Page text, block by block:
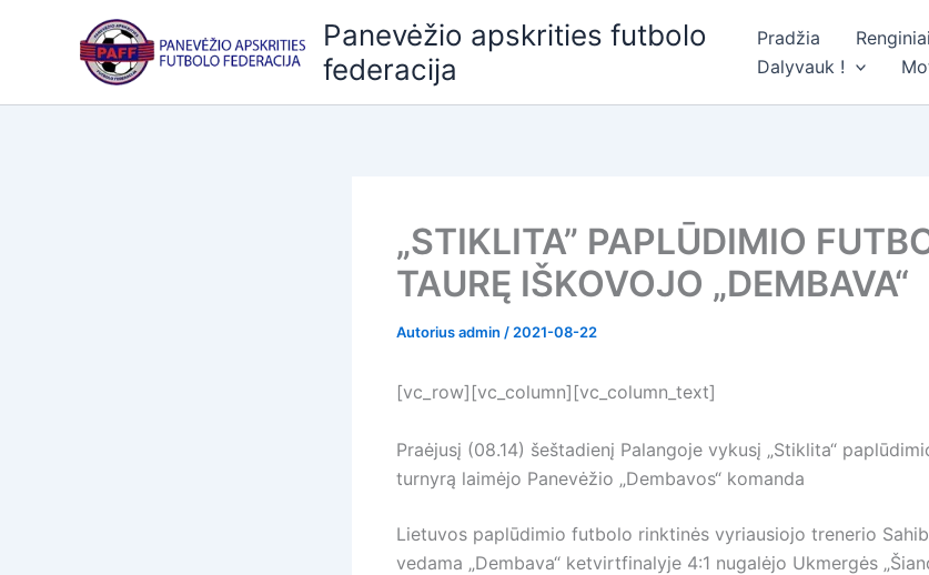
Panevėžio apskrities futbolo
federacija
Pradžia Renginiai
Dalyvauk !
„STIKLITA” PAPLŪDIMIO
TAURĘ IŠKOVOJO „DEMBAVA“
Autoriusadmin / 2021-08-22
[vc_row][vc_column][vc_column_text]
Praėjusį (08.14) šeštadienį Palangoje vykusį „Stiklita“
turnyrą laimėjo Panevėžio „Dembavos“ komanda
Lietuvos paplūdimio futbolo rinktinės vyriausiojo trenerio
vedama „Dembava“ ketvirtfinalyje 4:1 nugalėjo Ukmergės